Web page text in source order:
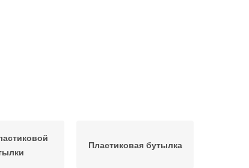
Пластиковая бутылка